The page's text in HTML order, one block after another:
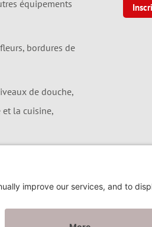
équipements
bordures de
de douche,
et la cuisine,